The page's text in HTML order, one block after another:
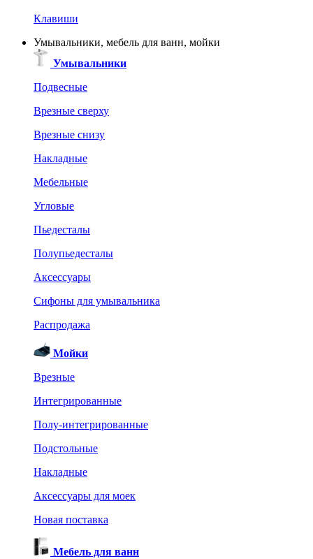
Клавиши
Умывальники, мебель для ванн, мойки
Умывальники
Подвесные
Врезные сверху
Врезные снизу
Накладные
Мебельные
Угловые
Пьедесталы
Полупьедесталы
Аксессуары
Сифоны для умывальника
Распродажа
Мойки
Врезные
Интегрированные
Полу-интегрированные
Подстольные
Накладные
Аксессуары для моек
Новая поставка
Мебель для ванн